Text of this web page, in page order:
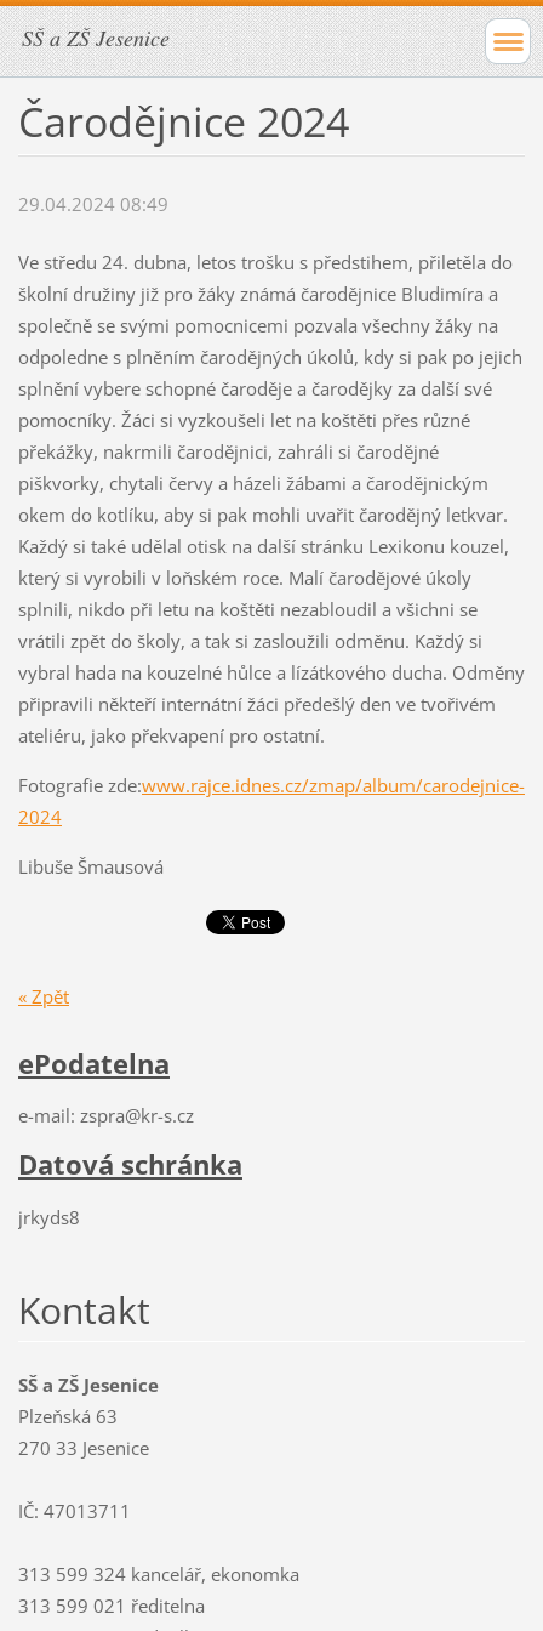
SŠ a ZŠ Jesenice
Čarodějnice 2024
29.04.2024 08:49
Ve středu 24. dubna, letos trošku s předstihem, přiletěla do
školní družiny již pro žáky známá čarodějnice Bludimíra a
společně se svými pomocnicemi pozvala všechny žáky na
odpoledne s plněním čarodějných úkolů, kdy si pak po jejich
splnění vybere schopné čaroděje a čarodějky za další své
pomocníky. Žáci si vyzkoušeli let na koštěti přes různé
překážky, nakrmili čarodějnici, zahráli si čarodějné
piškvorky, chytali červy a házeli žábami a čarodějnickým
okem do kotlíku, aby si pak mohli uvařit čarodějný letkvar.
Každý si také udělal otisk na další stránku Lexikonu kouzel,
který si vyrobili v loňském roce. Malí čarodějové úkoly
splnili, nikdo při letu na koštěti nezabloudil a všichni se
vrátili zpět do školy, a tak si zasloužili odměnu. Každý si
vybral hada na kouzelné hůlce a lízátkového ducha. Odměny
připravili někteří internátní žáci předešlý den ve tvořivém
ateliéru, jako překvapení pro ostatní.
Fotografie zde:www.rajce.idnes.cz/zmap/album/carodejnice-
2024
Libuše Šmausová
« Zpět
ePodatelna
e-mail: zspra@kr-s.cz
Datová schránka
jrkyds8
Kontakt
SŠ a ZŠ Jesenice
Plzeňská 63
270 33 Jesenice
IČ: 47013711
313 599 324 kancelář, ekonomka
313 599 021 ředitelna